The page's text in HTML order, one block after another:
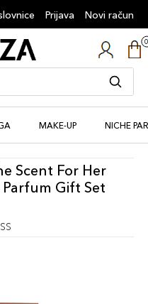
Prijava Novi račun
MAKE-UP NICHE
Scent For Her
Parfum Gift Set